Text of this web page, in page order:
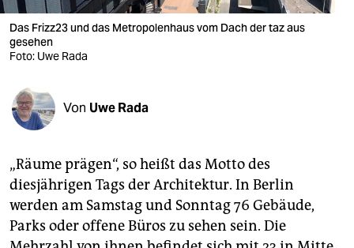
verlag
verlag
shop
fragen & hilfe
unterstützen
abo
genossenschaft
Das Frizz23 und das Metropolenhaus vom Dach der taz aus
gesehen
Foto: Uwe Rada
Von Uwe Rada
„Räume prägen“, so heißt das Motto des
diesjährigen Tags der Architektur. In Berlin
werden am Samstag und Sonntag 76 Gebäude,
Parks oder offene Büros zu sehen sein. Die